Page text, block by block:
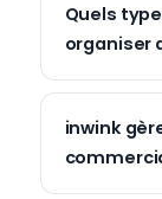
Quels
organiser
inwink